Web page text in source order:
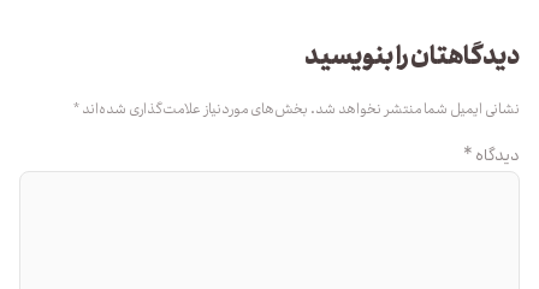
دیدگاهتان را بنویسید
نشانی ایمیل شما منتشر نخواهد شد.بخش‌های موردنیاز علامت‌گذاری شده‌اند*
دیدگاه*